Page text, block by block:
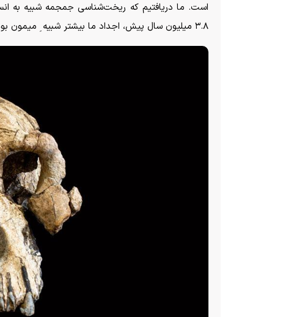
است. ما دریافتیم که ریخت‌شناسی جمجمه شبیه به
۳.۸ میلیون سال پیش، اجداد ما بیشتر شبیه ِ میمون بودند تا انسان.»